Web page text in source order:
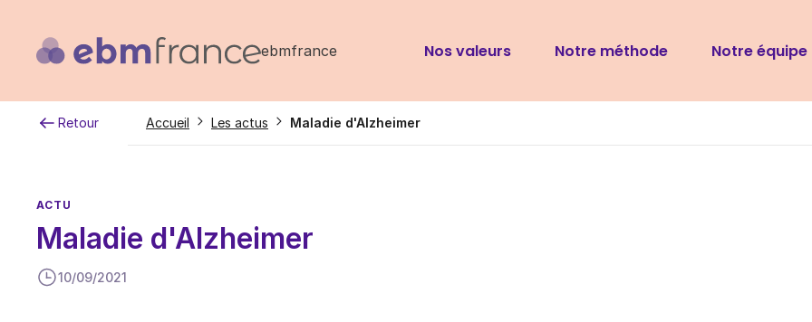
contenu
ebmfrance
Navigation
Nos valeurs Notre méthode Notre équipe
Retour
Fil
Accueil Les actus Maladie d'Alzheimer
ACTU
Maladie d'Alzheimer
10/09/2021